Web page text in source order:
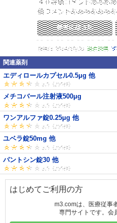
関連薬剤
エディロールカプセル0.5μg 他
メチコバール注射液500μg
ワンアルファ錠0.25μg 他
ユベラ錠50mg 他
パントシン錠30 他
はじめてご利用の方
m3.comは、医療従事
専門サイトです。会